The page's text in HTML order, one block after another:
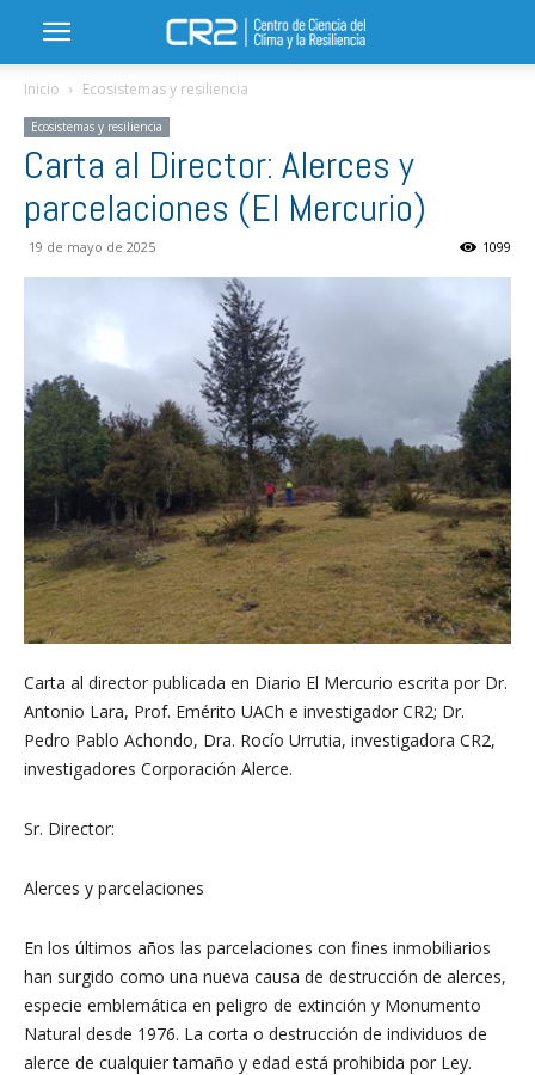
Inicio Ecosistemas y resiliencia
Ecosistemas y resiliencia
Carta al Director: Alerces y
parcelaciones (El Mercurio)
19 de mayo de 2025 1099
Carta al director publicada en Diario El Mercurio escrita por Dr.
Antonio Lara, Prof. Emérito UACh e investigador CR2; Dr.
Pedro Pablo Achondo, Dra. Rocío Urrutia, investigadora CR2,
investigadores Corporación Alerce.
Sr. Director:
Alerces y parcelaciones
En los últimos años las parcelaciones con fines inmobiliarios
han surgido como una nueva causa de destrucción de alerces,
especie emblemática en peligro de extinción y Monumento
Natural desde 1976. La corta o destrucción de individuos de
alerce de cualquier tamaño y edad está prohibida por Ley.